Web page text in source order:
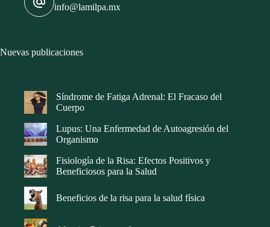
info@lamilpa.mx
Nuevas publicaciones
Síndrome de Fatiga Adrenal: El Fracaso del
Cuerpo
Lupus: Una Enfermedad de Autoagresión del
Organismo
Fisiología de la Risa: Efectos Positivos y
Beneficiosos para la Salud
Beneficios de la risa para la salud física